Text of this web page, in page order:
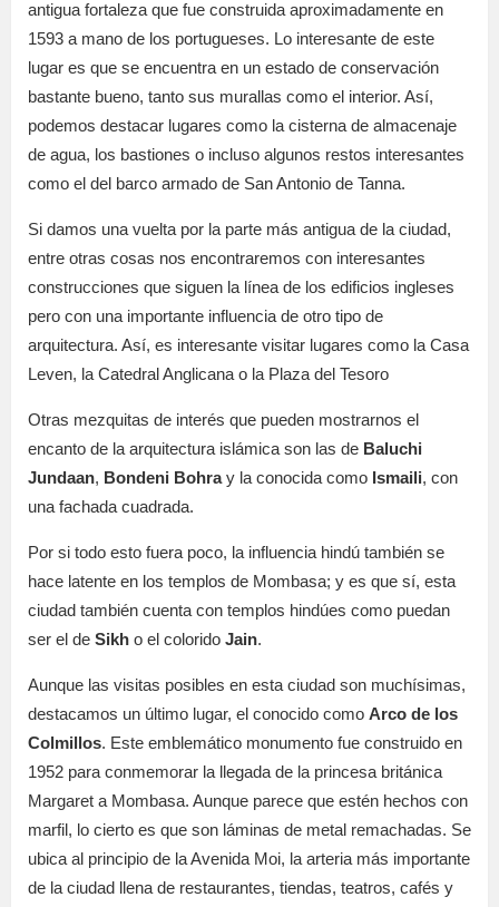
antigua fortaleza que fue construida aproximadamente en
1593 a mano de los portugueses. Lo interesante de este
lugar es que se encuentra en un estado de conservación
bastante bueno, tanto sus murallas como el interior. Así,
podemos destacar lugares como la cisterna de almacenaje
de agua, los bastiones o incluso algunos restos interesantes
como el del barco armado de San Antonio de Tanna.
Si damos una vuelta por la parte más antigua de la ciudad,
entre otras cosas nos encontraremos con interesantes
construcciones que siguen la línea de los edificios ingleses
pero con una importante influencia de otro tipo de
arquitectura. Así, es interesante visitar lugares como la Casa
Leven, la Catedral Anglicana o la Plaza del Tesoro
Otras mezquitas de interés que pueden mostrarnos el
encanto de la arquitectura islámica son las de Baluchi
Jundaan, Bondeni Bohray la conocida como Ismaili, con
una fachada cuadrada.
Por si todo esto fuera poco, la influencia hindú también se
hace latente en los templos de Mombasa; y es que sí, esta
ciudad también cuenta con templos hindúes como puedan
ser el de Sikh o el colorido Jain.
Aunque las visitas posibles en esta ciudad son muchísimas,
destacamos un último lugar, el conocido como Arco de los
Colmillos. Este emblemático monumento fue construido en
1952 para conmemorar la llegada de la princesa británica
Margaret a Mombasa. Aunque parece que estén hechos con
marfil, lo cierto es que son láminas de metal remachadas. Se
ubica al principio de la Avenida Moi, la arteria más importante
de la ciudad llena de restaurantes, tiendas, teatros, cafés y